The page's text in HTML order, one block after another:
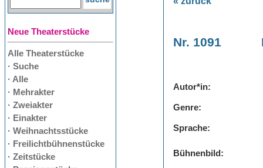
Neue Theaterstücke
Alle Theaterstücke
· Suche
· Alle
· Mehrakter
· Zweiakter
· Einakter
· Weihnachtsstücke
· Freilichtbühnenstücke
· Zeitstücke
Nr. 1091
Autor*in:
Genre:
Sprache:
Bühnenbild: